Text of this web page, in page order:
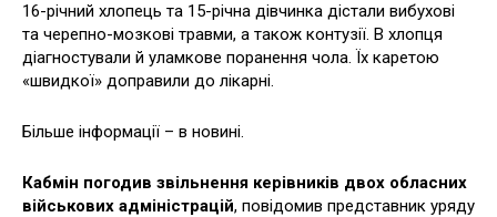
16-річний хлопець та 15-річна дівчинка дістали вибухові
та черепно-мозкові травми, а також контузії. В хлопця
діагностували й уламкове поранення чола. Їх каретою
«швидкої» доправили до лікарні.
Більше інформації – в новині.
Кабмін погодив звільнення керівників двох обласних
військових адміністрацій, повідомив представник уряду